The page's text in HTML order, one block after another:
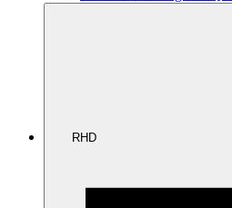
RHD